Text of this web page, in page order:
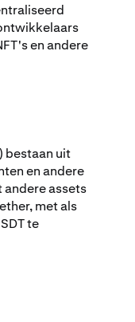
en andere
bestaan uit
en andere
assets
met als
te